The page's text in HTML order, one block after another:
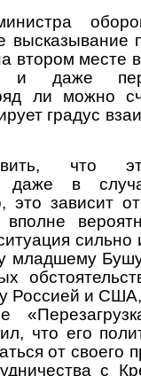
министра
втором месте
и даже
ли можно
градус
что
даже в
это зависит
сильно
младшему
Россией и США,
что его
от своего
с